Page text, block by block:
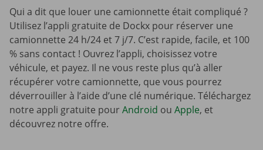
Qui a dit que louer une camionnette était compliqué ?
Utilisez l’appli gratuite de Dockx pour réserver une
camionnette 24 h/24 et 7 j/7. C’est rapide, facile, et 100
% sans contact ! Ouvrez l’appli, choisissez votre
véhicule, et payez. Il ne vous reste plus qu’à aller
récupérer votre camionnette, que vous pourrez
déverrouiller à l’aide d’une clé numérique. Téléchargez
notre appli gratuite pourAndroid ou Apple, et
découvrez notre offre.